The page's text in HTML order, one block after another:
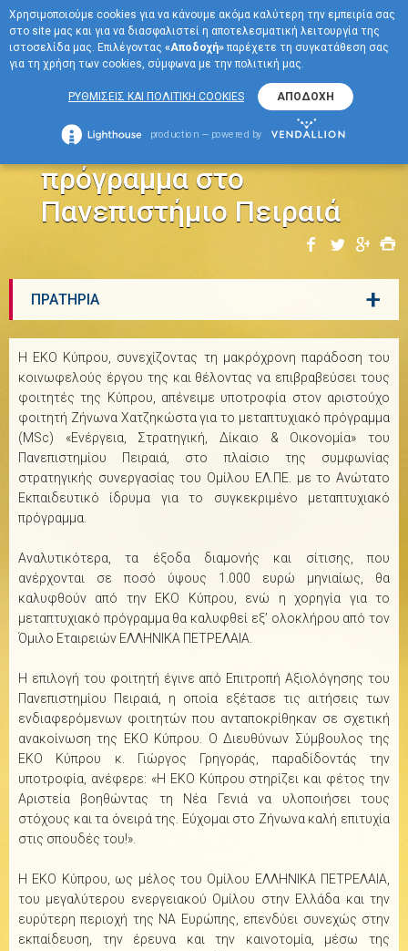
ΜΕΝΟΥ
EN
Υποτροφία από την EKO
Κύπρου σε Κύπριο
φοιτητή για μεταπτυχιακό
πρόγραμμα στο
Πανεπιστήμιο Πειραιά
ΠΡΑΤΗΡΙΑ +
Η EKO Κύπρου, συνεχίζοντας τη μακρόχρονη παράδοση του
κοινωφελούς έργου της και θέλοντας να επιβραβεύσει τους
φοιτητές της Κύπρου, απένειμε υποτροφία στον αριστούχο
φοιτητή Ζήνωνα Χατζηκώστα για το μεταπτυχιακό πρόγραμμα
(MSc) «Ενέργεια, Στρατηγική, Δίκαιο & Οικονομία» του
Πανεπιστημίου Πειραιά, στο πλαίσιο της συμφωνίας
στρατηγικής συνεργασίας του Ομίλου ΕΛ.ΠΕ. με το Ανώτατο
Εκπαιδευτικό ίδρυμα για το συγκεκριμένο μεταπτυχιακό
πρόγραμμα.
Αναλυτικότερα, τα έξοδα διαμονής και σίτισης, που
ανέρχονται σε ποσό ύψους 1.000 ευρώ μηνιαίως, θα
καλυφθούν από την ΕΚΟ Κύπρου, ενώ η χορηγία για το
μεταπτυχιακό πρόγραμμα θα καλυφθεί εξ’ ολοκλήρου από τον
Όμιλο Εταιρειών ΕΛΛΗΝΙΚΑ ΠΕΤΡΕΛΑΙΑ.
Η επιλογή του φοιτητή έγινε από Επιτροπή Αξιολόγησης του
Πανεπιστημίου Πειραιά, η οποία εξέτασε τις αιτήσεις των
ενδιαφερόμενων φοιτητών που ανταποκρίθηκαν σε σχετική
ανακοίνωση της ΕΚΟ Κύπρου. Ο Διευθύνων Σύμβουλος της
ΕΚΟ Κύπρου κ. Γιώργος Γρηγοράς, παραδίδοντάς την
υποτροφία, ανέφερε: «H EKO Κύπρου στηρίζει και φέτος την
Aριστεία βοηθώντας τη Νέα Γενιά να υλοποιήσει τους
στόχους και τα όνειρά της. Εύχομαι στο Ζήνωνα καλή επιτυχία
στις σπουδές του!».
Η ΕΚΟ Κύπρου, ως μέλος του Ομίλου ΕΛΛΗΝΙΚΑ ΠΕΤΡΕΛΑΙΑ,
του μεγαλύτερου ενεργειακού Ομίλου στην Ελλάδα και την
ευρύτερη περιοχή της ΝΑ Ευρώπης, επενδύει συνεχώς στην
εκπαίδευση, την έρευνα και την καινοτομία, μέσω της
Χρησιμοποιούμε cookies για να κάνουμε ακόμα καλύτερη την εμπειρία σας
στο site μας και για να διασφαλιστεί η αποτελεσματική λειτουργία της
ιστοσελίδα μας. Επιλέγοντας «Αποδοχή»παρέχετε τη συγκατάθεση σας
για τη χρήση των cookies, σύμφωνα με την πολιτική μας.
ΡΥΘΜΙΣΕΙΣ ΚΑΙ ΠΟΛΙΤΙΚΗ COOKIES ΑΠΟΔΟΧΗ
production — powered by